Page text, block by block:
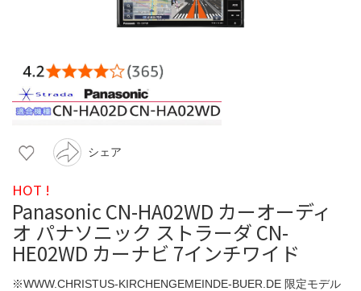
シェア
HOT !
Panasonic CN-HA02WD カーオーディ
オ パナソニック ストラーダ CN-
HE02WD カーナビ 7インチワイド
※WWW.CHRISTUS-KIRCHENGEMEINDE-BUER.DE 限定モデル